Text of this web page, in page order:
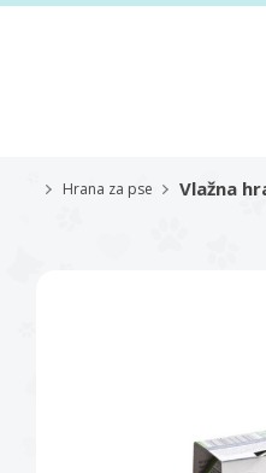
Hrana za pse Vlažna